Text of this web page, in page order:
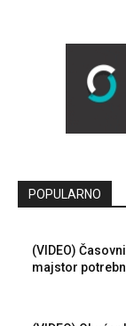
POPULARNO
(VIDEO)
majstor